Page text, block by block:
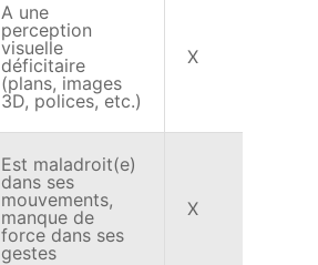
A une
perception
visuelle
déficitaire
(plans, images
3D, polices, etc.)
X
Est maladroit(e)
dans ses
mouvements,
manque de
force dans ses
gestes
X